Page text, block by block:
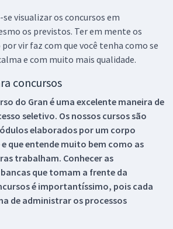
visualizar os concursos em
os previstos. Ter em mente os
vir faz com que você tenha como se
e com muito mais qualidade.
concursos
do Gran é uma excelente maneira de
seletivo. Os nossos cursos são
elaborados por um corpo
que entende muito bem como as
trabalham. Conhecer as
que tomam a frente da
é importantíssimo, pois cada
de administrar os processos